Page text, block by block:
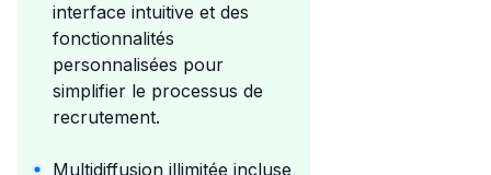
interface intuitive et des
fonctionnalités
personnalisées pour
simplifier le processus de
recrutement.
Multidiffusion illimitée incluse